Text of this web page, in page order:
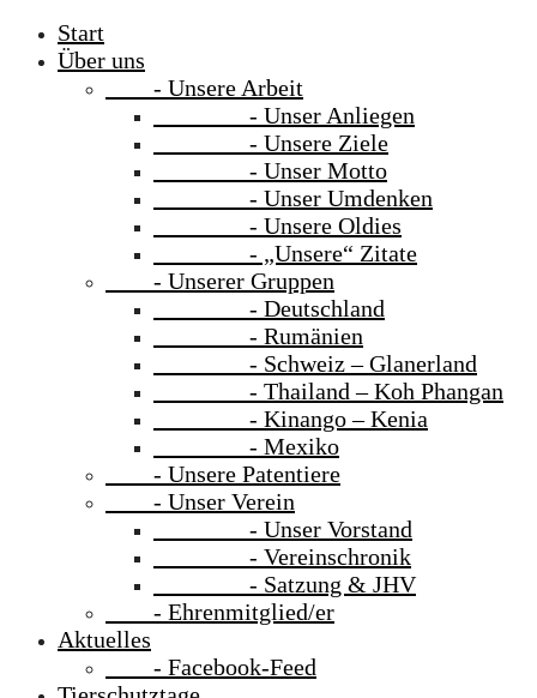
Start
Über uns
- Unsere Arbeit
- Unser Anliegen
- Unsere Ziele
- Unser Motto
- Unser Umdenken
- Unsere Oldies
- „Unsere“ Zitate
- Unserer Gruppen
- Deutschland
- Rumänien
- Schweiz – Glanerland
- Thailand – Koh Phangan
- Kinango – Kenia
- Mexiko
- Unsere Patentiere
- Unser Verein
- Unser Vorstand
- Vereinschronik
- Satzung & JHV
- Ehrenmitglied/er
Aktuelles
- Facebook-Feed